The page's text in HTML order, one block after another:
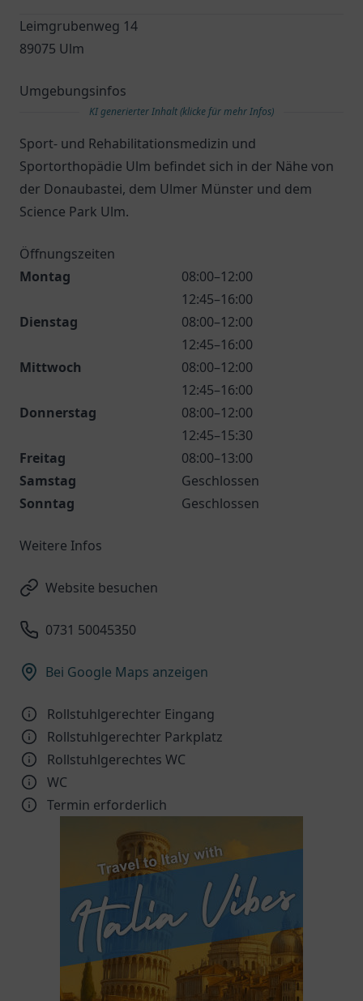
Leimgrubenweg 14
89075 Ulm
Umgebungsinfos
KI generierter Inhalt (klicke für mehr Infos)
Sport- und Rehabilitationsmedizin und
Sportorthopädie Ulm befindet sich in der Nähe von
der Donaubastei, dem Ulmer Münster und dem
Science Park Ulm.
Öffnungszeiten
Montag
08:00–12:00
12:45–16:00
Dienstag
08:00–12:00
12:45–16:00
Mittwoch
08:00–12:00
12:45–16:00
Donnerstag
08:00–12:00
12:45–15:30
Freitag
08:00–13:00
Samstag
Geschlossen
Sonntag
Geschlossen
Weitere Infos
Website besuchen
0731 50045350
Bei Google Maps anzeigen
Rollstuhlgerechter Eingang
Rollstuhlgerechter Parkplatz
Rollstuhlgerechtes WC
WC
Termin erforderlich